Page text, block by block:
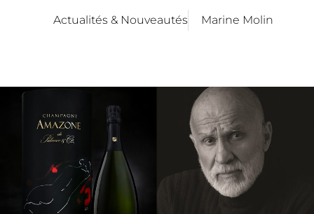
Actualités & Nouveautés Marine Molin